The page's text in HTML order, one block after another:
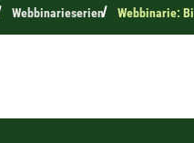
Webbinarieserien Webbinarie: